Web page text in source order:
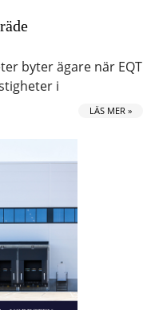
byter ägare när EQT
i
LÄS MER »